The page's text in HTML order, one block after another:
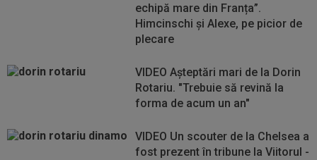
echipă mare din Franța”.
Himcinschi şi Alexe, pe picior de
plecare
VIDEO Aşteptări mari de la Dorin
Rotariu. "Trebuie să revină la
forma de acum un an"
VIDEO Un scouter de la Chelsea a
fost prezent în tribune la Viitorul -